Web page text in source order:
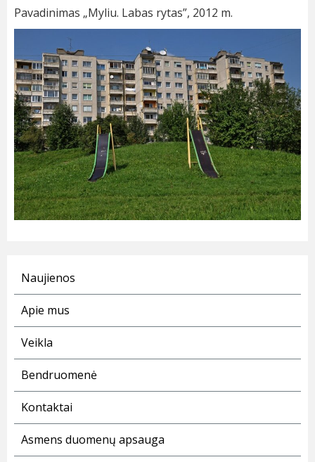
Pavadinimas „Myliu. Labas rytas”, 2012 m.
Naujienos
Apie mus
Veikla
Bendruomenė
Kontaktai
Asmens duomenų apsauga